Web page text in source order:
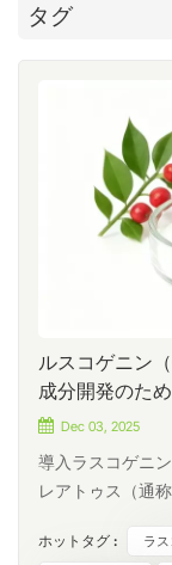
タグ
ルスコゲニン
成分開発のた
Dec 03, 2025
導入ラスコゲニ
レアトゥス（通
て、植物化学研
ホットタグ : ラ